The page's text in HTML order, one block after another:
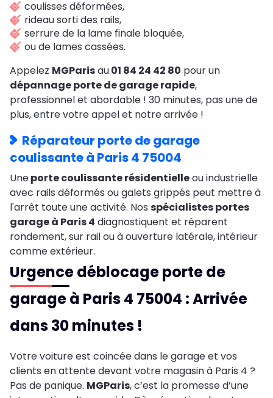
coulisses déformées,
rideau sorti des rails,
serrure de la lame finale bloquée,
ou de lames cassées.
Appelez MGParisau01 84 24 42 80 pour un
dépannage porte de garage rapide,
professionnel et abordable ! 30 minutes, pas une de
plus, entre votre appel et notre arrivée !
Réparateur porte de garage
coulissante à Paris 4 75004
Uneporte coulissante résidentielleou industrielle
avec rails déformés ou galets grippés peut mettre à
l'arrêt toute une activité. Nos spécialistes portes
garage à Paris 4 diagnostiquent et réparent
rondement, sur rail ou à ouverture latérale, intérieur
comme extérieur.
Urgence déblocage porte de
garage à Paris 4 75004 : Arrivée
dans 30 minutes !
Votre voiture est coincée dans le garage et vos
clients en attente devant votre magasin à Paris 4 ?
Pas de panique. MGParis, c’est la promesse d’une